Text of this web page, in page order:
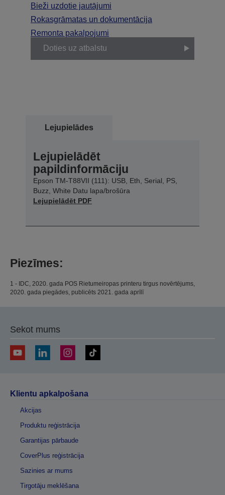
Bieži uzdotie jautājumi
Rokasgrāmatas un dokumentācija
Remonta pakalpojumi
Doties uz atbalstu
Lejupielādes
Lejupielādēt
papildinformāciju
Epson TM-T88VII (111): USB, Eth, Serial, PS,
Buzz, White Datu lapa/brošūra
Lejupielādēt PDF
Piezīmes:
1 - IDC, 2020. gada POS Rietumeiropas printeru tirgus novērtējums,
2020. gada piegādes, publicēts 2021. gada aprīlī
Sekot mums
Klientu apkalpošana
Akcijas
Produktu reģistrācija
Garantijas pārbaude
CoverPlus reģistrācija
Sazinies ar mums
Tirgotāju meklēšana